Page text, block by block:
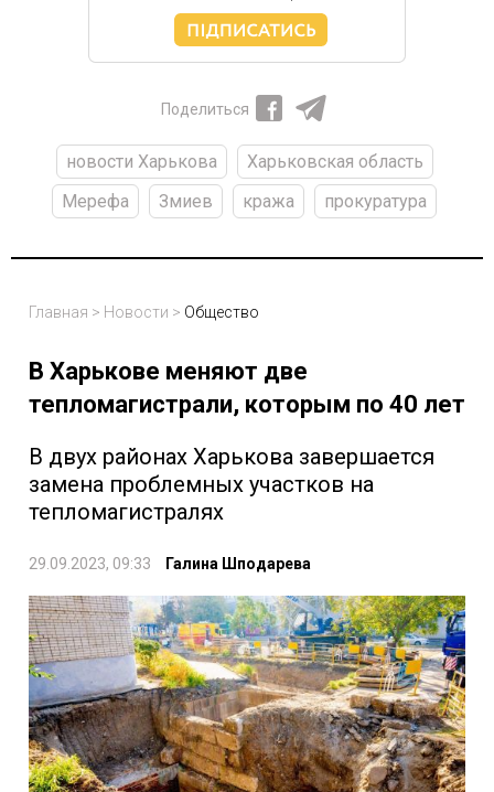
Поделиться
новости Харькова
Харьковская область
Мерефа
Змиев кража прокуратура
Главная > Новости > Общество
В Харькове меняют две
тепломагистрали, которым по 40 лет
В двух районах Харькова завершается
замена проблемных участков на
тепломагистралях
29.09.2023, 09:33 Галина Шподарева